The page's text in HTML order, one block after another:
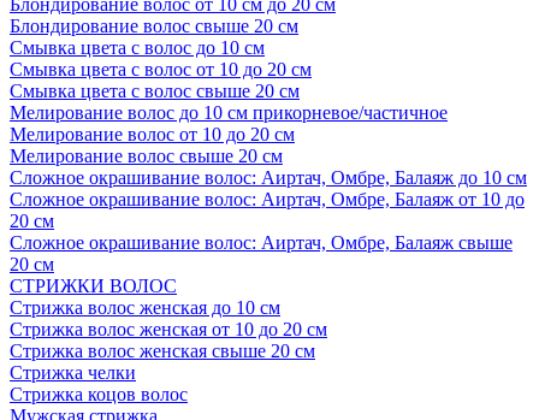
Блондирование волос от 10 см до 20 см
Блондирование волос свыше 20 см
Смывка цвета с волос до 10 см
Смывка цвета с волос от 10 до 20 см
Смывка цвета с волос свыше 20 см
Мелирование волос до 10 см прикорневое/частичное
Мелирование волос от 10 до 20 см
Мелирование волос свыше 20 см
Сложное окрашивание волос: Аиртач, Омбре, Балаяж до 10 см
Сложное окрашивание волос: Аиртач, Омбре, Балаяж от 10 до
20 см
Сложное окрашивание волос: Аиртач, Омбре, Балаяж свыше
20 см
СТРИЖКИ ВОЛОС
Стрижка волос женская до 10 см
Стрижка волос женская от 10 до 20 см
Стрижка волос женская свыше 20 см
Стрижка челки
Стрижка коцов волос
Мужская стрижка